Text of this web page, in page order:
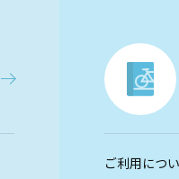
ご利用につ